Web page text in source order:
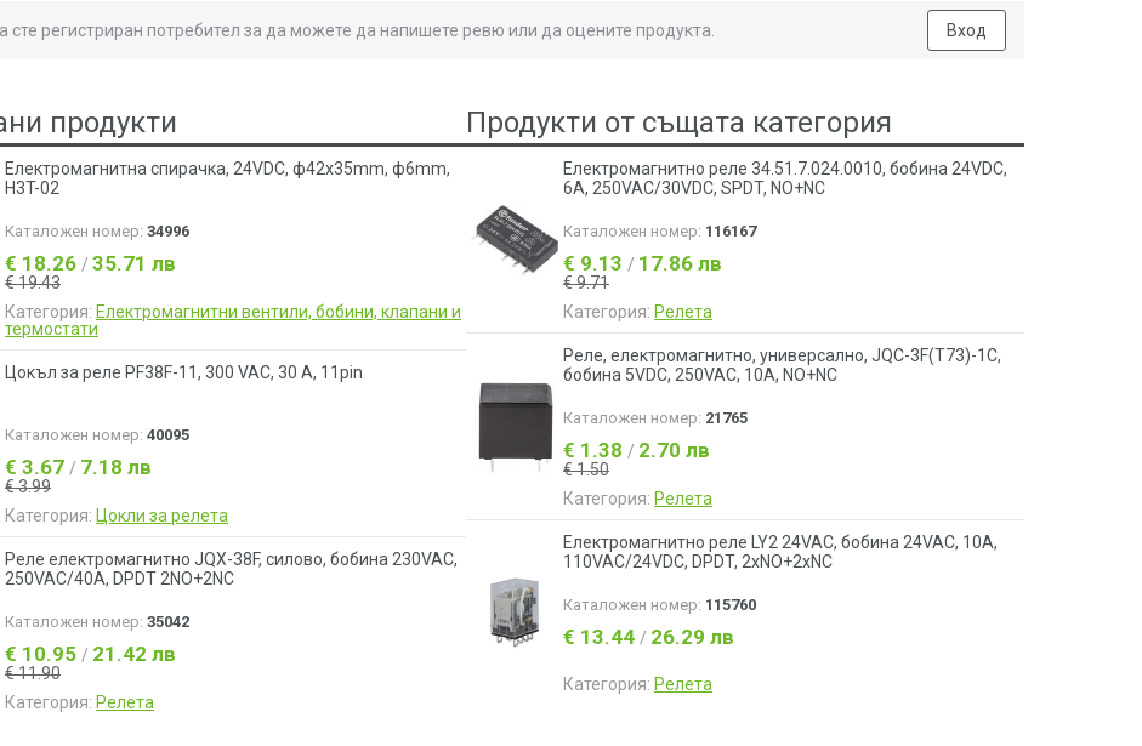
сте регистриран потребител за да можете да напишете ревю или да оцените продукта. Вход
продукти
Електромагнитна спирачка, 24VDC, ф42x35mm, ф6mm,
H3T-02
Каталожен номер: 34996
€ 18.26 / 35.71 лв
€ 19.43
Категория: Електрoмагнитни вентили, бобини, клапани и
термостати
Цокъл за реле PF38F-11, 300 VAC, 30 А, 11pin
Каталожен номер: 40095
€ 3.67 / 7.18 лв
€ 3.99
Категория: Цокли за релета
Реле електромагнитно JQX-38F, силово, бобина 230VAC,
250VAC/40A, DPDT 2NO+2NC
Каталожен номер: 35042
€ 10.95 / 21.42 лв
€ 11.90
Категория: Релета
Продукти от същата категория
Електромагнитно реле 34.51.7.024.0010, бобина 24VDC,
6A, 250VAC/30VDC, SPDT, NO+NC
Каталожен номер: 116167
€ 9.13 / 17.86 лв
€ 9.71
Категория: Релета
Реле, електромагнитно, универсално, JQC-3F(T73)-1C,
бобина 5VDC, 250VAC, 10A, NO+NC
Каталожен номер: 21765
€ 1.38 / 2.70 лв
€ 1.50
Категория: Релета
Електромагнитно реле LY2 24VAC, бобина 24VAC, 10A,
110VAC/24VDC, DPDT, 2xNO+2xNC
Каталожен номер: 115760
€ 13.44 / 26.29 лв
Категория: Релета